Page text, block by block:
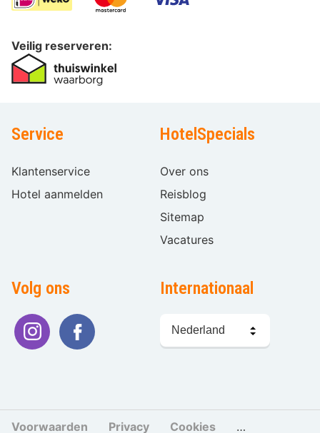
Veilig reserveren:
Service
Klantenservice
Hotel aanmelden
HotelSpecials
Over ons
Reisblog
Sitemap
Vacatures
Volg ons Internationaal
kiezen
Voorwaarden Privacy Cookies Cookies